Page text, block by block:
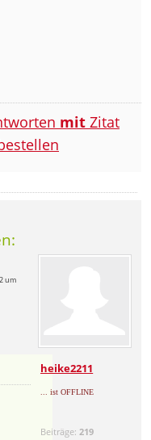
mit Zitat
heike2211
... ist OFFLINE
Beiträge: 219
um